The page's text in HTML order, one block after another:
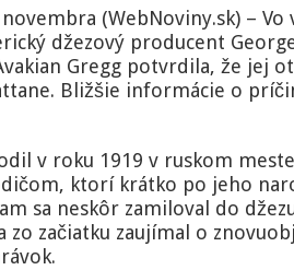
novembra (WebNoviny.sk) –
džezový producent
Gregg potvrdila, že jej
Bližšie informácie o
v roku 1919 v ruskom
ktorí krátko po jeho
sa neskôr zamiloval do
zo začiatku zaujímal o